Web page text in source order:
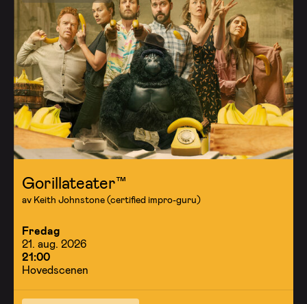
Gorillateater™
av Keith Johnstone (certified impro-guru)
Fredag
21. aug. 2026
21:00
Hovedscenen